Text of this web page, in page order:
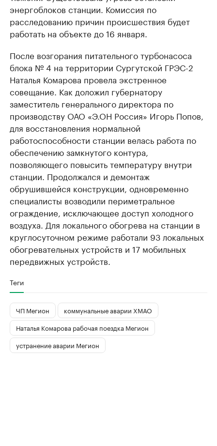
энергоблоков станции. Комиссия по
расследованию причин происшествия будет
работать на объекте до 16 января.
После возгорания питательного турбонасоса
блока № 4 на территории Сургутской ГРЭС-2
Наталья Комарова провела экстренное
совещание. Как доложил губернатору
заместитель генерального директора по
производству ОАО «Э.ОН Россия» Игорь Попов,
для восстановления нормальной
работоспособности станции велась работа по
обеспечению замкнутого контура,
позволяющего повысить температуру внутри
станции. Продолжался и демонтаж
обрушившейся конструкции, одновременно
специалисты возводили периметральное
ограждение, исключающее доступ холодного
воздуха. Для локального обогрева на станции в
круглосуточном режиме работали 93 локальных
обогревательных устройств и 17 мобильных
передвижных устройств.
Теги
ЧП Мегион
коммунальные аварии ХМАО
Наталья Комарова рабочая поездка Мегион
устранение аварии Мегион